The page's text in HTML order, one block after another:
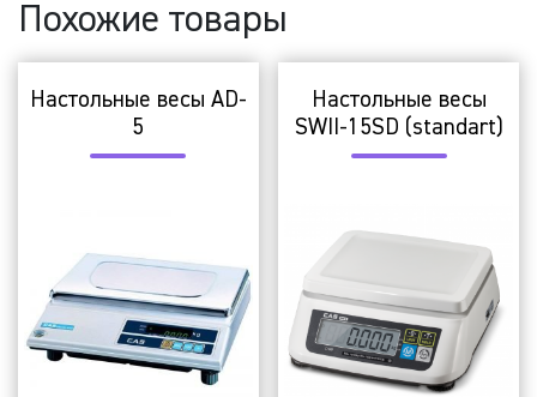
Похожие товары
Настольные весы AD-
5
Настольные весы
SWII-15SD (standart)